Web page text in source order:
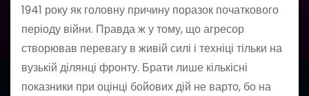
1941 року як головну причину поразок початкового
періоду війни. Правда ж у тому, що агресор
створював перевагу в живій силі і техніці тільки на
вузькій ділянці фронту. Брати лише кількісні
показники при оцінці бойових дій не варто, бо на